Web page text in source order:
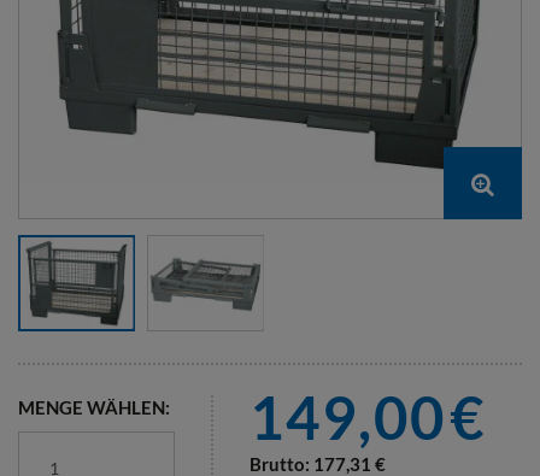
MENGE WÄHLEN: 149,00€
Brutto: 177,31 €